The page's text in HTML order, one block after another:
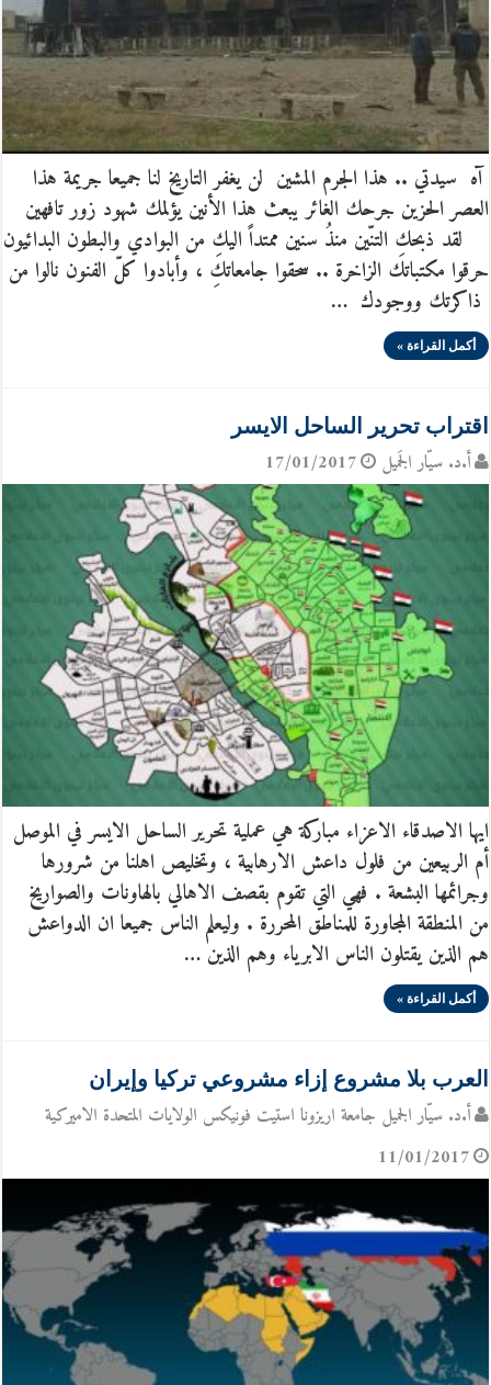
آه سيدتي .. هذا الجرم المشين لن يغفر التاريخ لنا جميعا جريمة هذا
العصر الحزين جرحك الغائر يبعث هذا الأنين يؤلمك شهود زور تافهين
لقد ذبحكِ التنّين منذُ سنين ممتداً اليكِ من البوادي والبطون البدائيون
حرقوا مكتباتك الزاخرة .. سحقوا جامعاتكِ ، وأبادوا كلّ الفنون نالوا من
ذاكرتك ووجودك …
أكمل القراءة »
اقتراب تحرير الساحل الايسر
أ.د. سيّار الجَميل 17/01/2017
ايها الاصدقاء الاعزاء مباركة هي عملية تحرير الساحل الايسر في الموصل
أم الربيعين من فلول داعش الارهابية ، وتخليص اهلنا من شرورها
وجرائمها البشعة . فهي التي تقوم بقصف الاهالي بالهاونات والصواريخ
من المنطقة المجاورة للمناطق المحررة . وليعلم الناس جميعا ان الدواعش
هم الذين يقتلون الناس الابرياء وهم الذين …
أكمل القراءة »
العرب بلا مشروع إزاء مشروعي تركيا وإيران
أ.د. سيّار الجميل جامعة اريزونا استيت فونيكس الولايات المتحدة الاميركية
11/01/2017